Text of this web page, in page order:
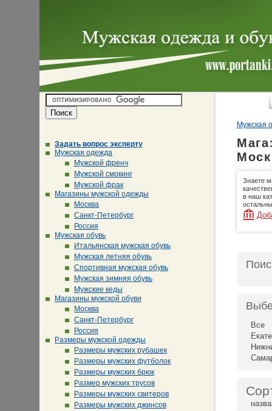
Задать вопрос эксперту
Мужская одежда
Мужской френч
Мужской смокинг
Мужской фрак
Магазины мужской одежды
Москва
Санкт-Петербург
Россия
Мужская обувь
Итальянская мужская обувь
Мужская летняя обувь
Спортивная мужская обувь
Мужская зимняя обувь
Мужские кеды
Магазины мужской обуви
Москва
Санкт-Петербург
Россия
Размеры мужской одежды
Размеры мужских рубашек
Размеры мужских футболок
Размеры мужских брюк
Размер мужских трусов
Размеры мужских свитеров
Размеры мужских джинсов
Мужская
Знаете
в наш
Все